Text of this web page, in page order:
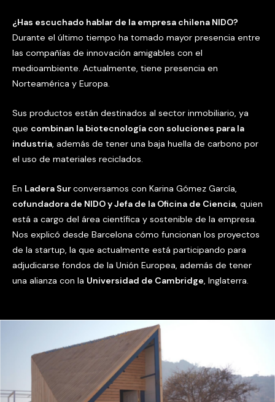
¿Has escuchado hablar de la empresa chilena NIDO?
Durante el último tiempo ha tomado mayor presencia entre
las compañías de innovación amigables con el
medioambiente. Actualmente, tiene presencia en
Norteamérica y Europa.
Sus productos están destinados al sector inmobiliario, ya
que combinan la biotecnología con soluciones para la
industria, además de tener una baja huella de carbono por
el uso de materiales reciclados.
En Ladera Surconversamos con Karina Gómez García,
cofundadora de NIDO y Jefa de la Oficina de Ciencia, quien
está a cargo del área científica y sostenible de la empresa.
Nos explicó desde Barcelona cómo funcionan los proyectos
de la startup, la que actualmente está participando para
adjudicarse fondos de la Unión Europea, además de tener
una alianza con la Universidad de Cambridge, Inglaterra.